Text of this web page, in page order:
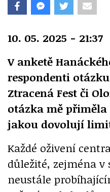
10. 05. 2025 - 21:37
V anketě
respondenti
Ztracená Fest či
otázka mě přiměla
jakou dovolují
Každé oživení
důležité, zejména v
neustále